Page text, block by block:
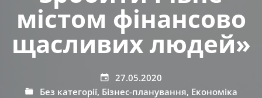
містом фінансово
щасливих людей»
27.05.2020
Без категорії, Бізнес-планування, Економіка